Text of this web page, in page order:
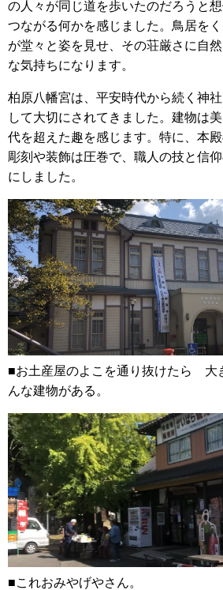
の人々が同じ道を歩いたのだろうと
つながる何かを感じました。鳥居を
が堂々と姿を見せ、その荘厳さに自
な気持ちになります。
柏原八幡宮は、平安時代から続く神
して大切にされてきました。建物は
代を超えた趣を感じます。特に、本
彫刻や装飾は圧巻で、職人の技と信
にしました。
■お土産屋のよこを通り抜けたら 大
んな建物がある。
■これおみやげやさん。